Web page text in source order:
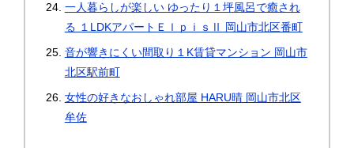
一人暮らしが楽しい ゆったり１坪風呂で癒され
る １LDKアパートＥｌｐｉｓⅡ 岡山市北区番町
音が響きにくい間取り１K賃貸マンション 岡山市
北区駅前町
女性の好きなおしゃれ部屋 HARU晴 岡山市北区
牟佐